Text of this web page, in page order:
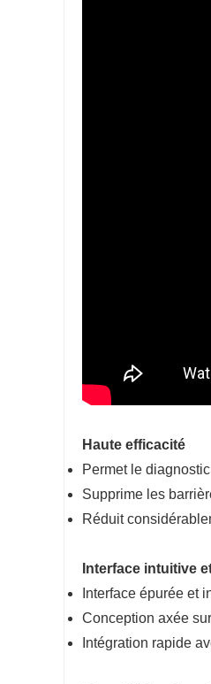
Haute efficacité
Permet le
Supprime les
Réduit
Interface intuitive
Interface épurée et
Conception axée
Intégration rapide